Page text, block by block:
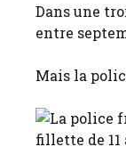
Dans une
entre
Mais la